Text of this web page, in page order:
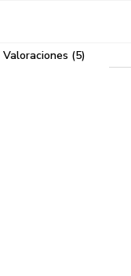
Valoraciones (5)